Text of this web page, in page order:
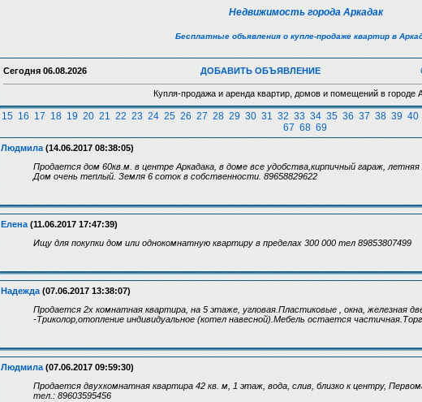
Недвижимость города Аркадак
Бесплатные объявления о купле-продаже квартир в
Сегодня 06.08.2026 ДОБАВИТЬ ОБЪЯВЛЕНИЕ
Купля-продажа и аренда квартир, домов и помещений в городе
15 16 17 18 19 20 21 22 23 24 25 26 27 28 29 30 31 32 33 34 35 36 37 38 39 40
67 68 69
Людмила (14.06.2017 08:38:05)
Продается дом 60кв.м. в центре Аркадака, в доме все удобства,кирпичный гараж,
Дом очень теплый. Земля 6 соток в собственности. 89658829622
Елена (11.06.2017 17:47:39)
Ищу для покупки дом или однокомнатную квартиру в пределах 300 000 тел 89853807499
Надежда (07.06.2017 13:38:07)
Продается 2х комнатная квартира, на 5 этаже, угловая.Пластиковые , окна, железная
-Триколор,отопление индивидуальное (котел навесной).Мебель остается
Людмила (07.06.2017 09:59:30)
Продается двухкомнатная квартира 42 кв. м, 1 этаж, вода, слив, близко к центру,
тел.: 89603595456